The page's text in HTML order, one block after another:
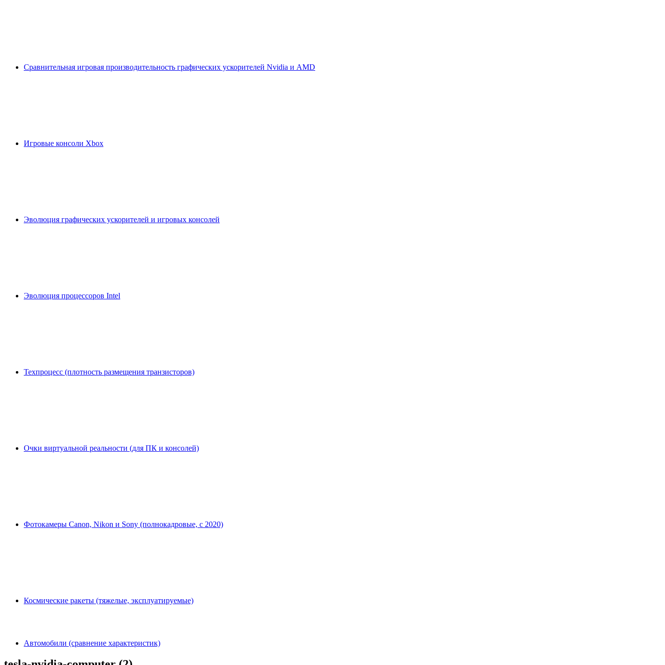
Сравнительная игровая производительность графических ускорителей Nvidia и AMD
Игровые консоли Xbox
Эволюция графических ускорителей и игровых консолей
Эволюция процессоров Intel
Техпроцесс (плотность размещения транзисторов)
Очки виртуальной реальности (для ПК и консолей)
Фотокамеры Canon, Nikon и Sony (полнокадровые, с 2020)
Космические ракеты (тяжелые, эксплуатируемые)
Автомобили (сравнение характеристик)